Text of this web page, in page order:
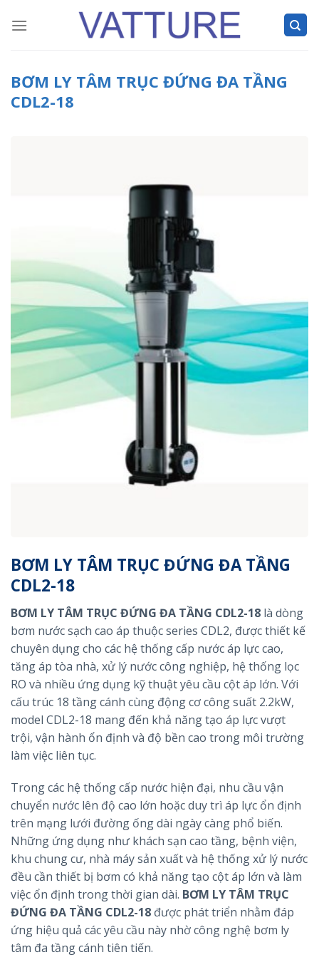
BƠM LY TÂM TRỤC ĐỨNG ĐA TẦNG
CDL2-18
BƠM LY TÂM TRỤC ĐỨNG ĐA TẦNG
CDL2-18
BƠM LY TÂM TRỤC ĐỨNG ĐA TẦNG CDL2-18 là dòng
bơm nước sạch cao áp thuộc series CDL2, được thiết kế
chuyên dụng cho các hệ thống cấp nước áp lực cao,
tăng áp tòa nhà, xử lý nước công nghiệp, hệ thống lọc
RO và nhiều ứng dụng kỹ thuật yêu cầu cột áp lớn. Với
cấu trúc 18 tầng cánh cùng động cơ công suất 2.2kW,
model CDL2-18 mang đến khả năng tạo áp lực vượt
trội, vận hành ổn định và độ bền cao trong môi trường
làm việc liên tục.
Trong các hệ thống cấp nước hiện đại, nhu cầu vận
chuyển nước lên độ cao lớn hoặc duy trì áp lực ổn định
trên mạng lưới đường ống dài ngày càng phổ biến.
Những ứng dụng như khách sạn cao tầng, bệnh viện,
khu chung cư, nhà máy sản xuất và hệ thống xử lý nước
đều cần thiết bị bơm có khả năng tạo cột áp lớn và làm
việc ổn định trong thời gian dài. BƠM LY TÂM TRỤC
ĐỨNG ĐA TẦNG CDL2-18 được phát triển nhằm đáp
ứng hiệu quả các yêu cầu này nhờ công nghệ bơm ly
tâm đa tầng cánh tiên tiến.